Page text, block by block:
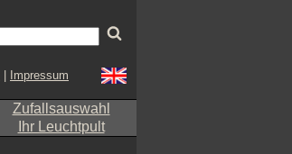
Impressum
Zufallsauswahl
Ihr Leuchtpult